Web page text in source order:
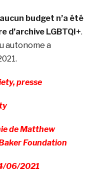
aucun budget n’a été
d’archive LGBTQI+.
autonome a
presse
de Matthew
Foundation
06/2021